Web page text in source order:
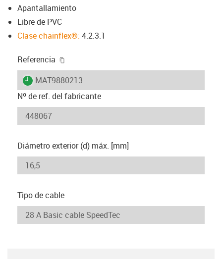
Apantallamiento
Libre de PVC
Clase chainflex®: 4.2.3.1
Referencia
igus-icon-lieferzeit
MAT9880213
Nº de ref. del fabricante
Diámetro exterior (d) máx. [mm]
Tipo de cable